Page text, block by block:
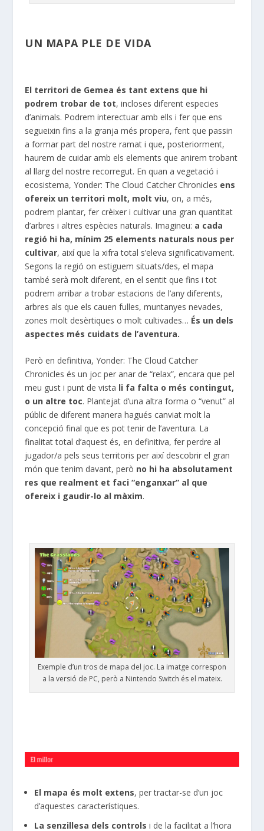
UN MAPA PLE DE VIDA
El territori de Gemea és tant extens que hi
podrem trobar de tot, incloses diferent especies
d’animals. Podrem interectuar amb ells i fer que ens
segueixin fins a la granja més propera, fent que passin
a formar part del nostre ramat i que, posteriorment,
haurem de cuidar amb els elements que anirem trobant
al llarg del nostre recorregut. En quan a vegetació i
ecosistema, Yonder: The Cloud Catcher Chronicles ens
ofereix un territori molt, molt viu, on, a més,
podrem plantar, fer crèixer i cultivar una gran quantitat
d’arbres i altres espècies naturals. Imagineu: a cada
regió hi ha, mínim 25 elements naturals nous per
cultivar, així que la xifra total s’eleva significativament.
Segons la regió on estiguem situats/des, el mapa
també serà molt diferent, en el sentit que fins i tot
podrem arribar a trobar estacions de l’any diferents,
arbres als que els cauen fulles, muntanyes nevades,
zones molt desèrtiques o molt cultivades… És un dels
aspectes més cuidats de l’aventura.
Però en definitiva, Yonder: The Cloud Catcher
Chronicles és un joc per anar de “relax”, encara que pel
meu gust i punt de vista li fa falta o més contingut,
o un altre toc. Plantejat d’una altra forma o “venut” al
públic de diferent manera hagués canviat molt la
concepció final que es pot tenir de l’aventura. La
finalitat total d’aquest és, en definitiva, fer perdre al
jugador/a pels seus territoris per així descobrir el gran
món que tenim davant, però no hi ha absolutament
res que realment et faci “enganxar” al que
ofereix i gaudir-lo al màxim.
Exemple d’un tros de mapa del joc. La imatge correspon
a la versió de PC, però a Nintendo Switch és el mateix.
El mapa és molt extens, per tractar-se d’un joc
d’aquestes característiques.
La senzillesa dels controls i de la facilitat a l’hora